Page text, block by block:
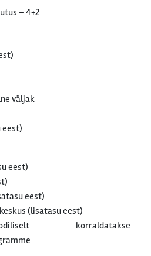
– 4+2
väljak
eest)
eest)
eest)
(lisatasu eest)
korraldatakse